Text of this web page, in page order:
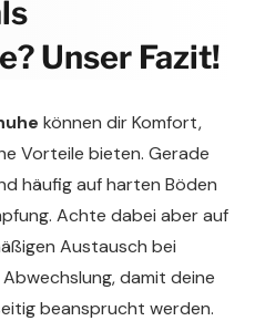
Unser Fazit!
können dir Komfort,
Vorteile bieten. Gerade
häufig auf harten Böden
Achte dabei aber auf
Austausch bei
damit deine
beansprucht werden.